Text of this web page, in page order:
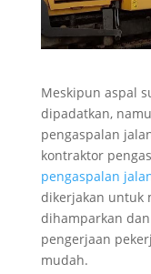
Meskipun aspal
dipadatkan,
pengaspalan
kontraktor
pengaspalan
dikerjakan untuk
dihamparkan
pengerjaan
mudah.